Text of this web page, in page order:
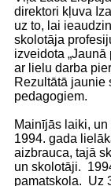
direktori kļuva
uz to, lai
skolotāja
izveidota
ar lielu darba
Rezultātā jaunie
pedagogiem.
Mainījās laiki,
1994. gada
aizbrauca, tajā
un skolotāji.
pamatskola. Uz